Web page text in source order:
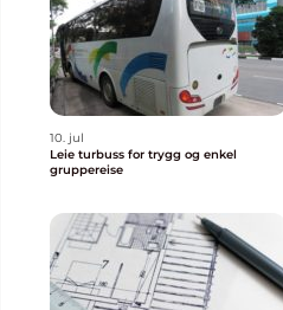
10. jul
Leie turbuss for trygg og enkel
gruppereise